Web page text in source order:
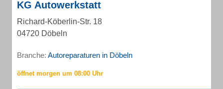
KG Autowerkstatt
Richard-Köberlin-Str. 18
04720 Döbeln
Branche: Autoreparaturen in Döbeln